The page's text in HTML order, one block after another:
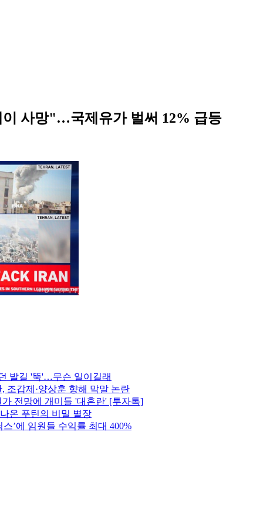
사망"…국제유가 벌써 12% 급등
발길 '뚝'…무슨 일이길래
조갑제·양상훈 향해 막말 논란
전망에 개미들 '대혼란' [투자톡]
온 푸틴의 비밀 별장
’에 임원들 수익률 최대 400%